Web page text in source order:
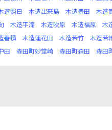
造照日 木造出来島 木造豊田 木造
木造平滝 木造吹原 木造福原 木
善積 木造蓮花田 木造若竹 木造若
田 森田町妙堂崎 森田町森田 森田